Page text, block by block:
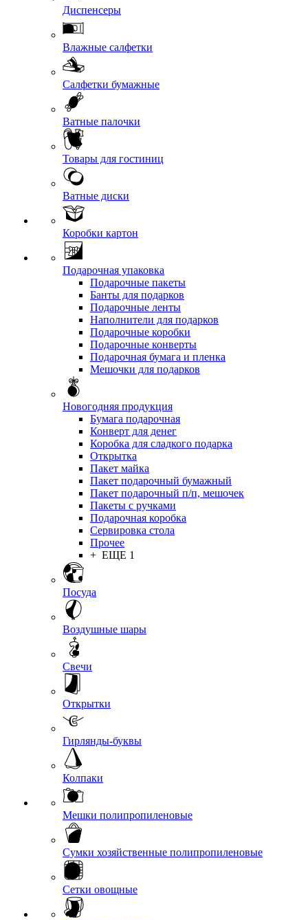
Диспенсеры
Влажные салфетки
Салфетки бумажные
Ватные палочки
Товары для гостиниц
Ватные диски
Коробки картон
Подарочная упаковка
Подарочные пакеты
Банты для подарков
Подарочные ленты
Наполнители для подарков
Подарочные коробки
Подарочные конверты
Подарочная бумага и пленка
Мешочки для подарков
Новогодняя продукция
Бумага подарочная
Конверт для денег
Коробка для сладкого подарка
Открытка
Пакет майка
Пакет подарочный бумажный
Пакет подарочный п/п, мешочек
Пакеты с ручками
Подарочная коробка
Сервировка стола
Прочее
+ ЕЩЕ 1
Посуда
Воздушные шары
Свечи
Открытки
Гирлянды-буквы
Колпаки
Мешки полипропиленовые
Сумки хозяйственные полипропиленовые
Сетки овощные